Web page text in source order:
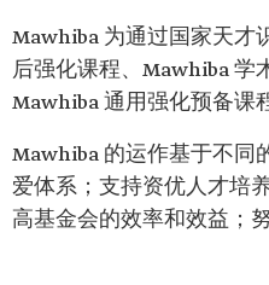
Mawhiba 为通过国家天才
后强化课程、Mawhiba 学
Mawhiba 通用强化预备课
Mawhiba 的运作基于不同
爱体系；支持资优人才培
高基金会的效率和效益；